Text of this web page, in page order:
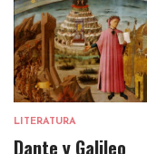
LITERATURA
Dante y Galileo